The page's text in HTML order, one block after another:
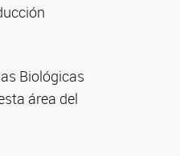
Biológicas
área del